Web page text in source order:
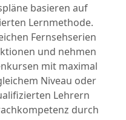
basieren auf
Lernmethode.
Fernsehserien
und nehmen
mit maximal
Niveau oder
Lehrern
durch